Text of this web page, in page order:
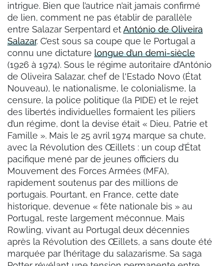
intrigue. Bien que l’autrice n’ait jamais confirmé
de lien, comment ne pas établir de parallèle
entre Salazar Serpentard etAntónio de Oliveira
Salazar. C’est sous sa coupe que le Portugal a
connu une dictature longue d’un demi-siècle
(1926 à 1974). Sous le régime autoritaire d’António
de Oliveira Salazar, chef de l'Estado Novo (État
Nouveau), le nationalisme, le colonialisme, la
censure, la police politique (la PIDE) et le rejet
des libertés individuelles formaient les piliers
d’un régime, dont la devise était « Dieu, Patrie et
Famille ». Mais le 25 avril 1974 marque sa chute,
avec la Révolution des Œillets : un coup d’État
pacifique mené par de jeunes officiers du
Mouvement des Forces Armées (MFA),
rapidement soutenus par des millions de
portugais. Pourtant, en France, cette date
historique, devenue « fête nationale bis » au
Portugal, reste largement méconnue. Mais
Rowling, vivant au Portugal deux décennies
après la Révolution des Œillets, a sans doute été
marquée par l’héritage du salazarisme. Sa saga